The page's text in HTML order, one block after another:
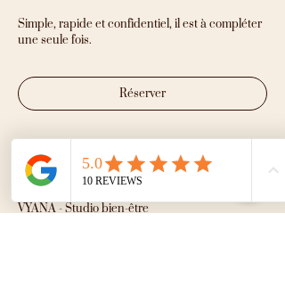
Simple, rapide et confidentiel, il est à compléter
une seule fois.
Réserver
Coordonnées
VYĀNA - Studio bien-être